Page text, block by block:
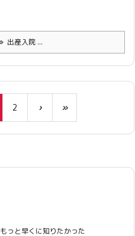
出産入院 ...
2 › »
もっと早くに知りたかった